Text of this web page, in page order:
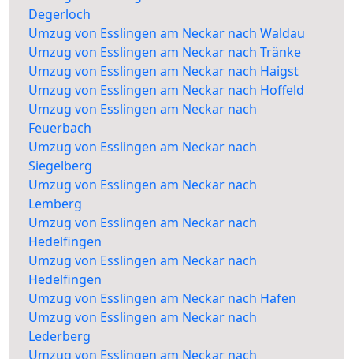
Degerloch
Umzug von Esslingen am Neckar nach Waldau
Umzug von Esslingen am Neckar nach Tränke
Umzug von Esslingen am Neckar nach Haigst
Umzug von Esslingen am Neckar nach Hoffeld
Umzug von Esslingen am Neckar nach
Feuerbach
Umzug von Esslingen am Neckar nach
Siegelberg
Umzug von Esslingen am Neckar nach
Lemberg
Umzug von Esslingen am Neckar nach
Hedelfingen
Umzug von Esslingen am Neckar nach
Hedelfingen
Umzug von Esslingen am Neckar nach Hafen
Umzug von Esslingen am Neckar nach
Lederberg
Umzug von Esslingen am Neckar nach